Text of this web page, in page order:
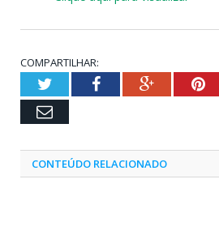
COMPARTILHAR:
TwitterFacebookGoogle+
Email
CONTEÚDO RELACIONADO